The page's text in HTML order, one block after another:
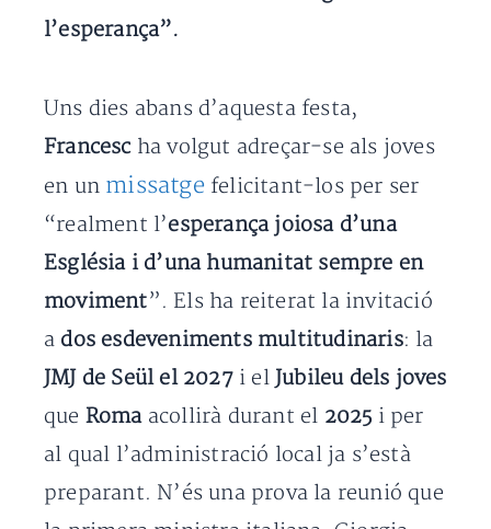
l’esperança”.
Uns dies abans d’aquesta festa,
Francesc ha volgut adreçar-se als joves
en un missatgefelicitant-los per ser
“realment l’esperança joiosa d’una
Església i d’una humanitat sempre en
moviment”. Els ha reiterat la invitació
a dos esdeveniments multitudinaris: la
JMJ de Seül el 2027i el Jubileu dels joves
que Roma acollirà durant el 2025i per
al qual l’administració local ja s’està
preparant. N’és una prova la reunió que